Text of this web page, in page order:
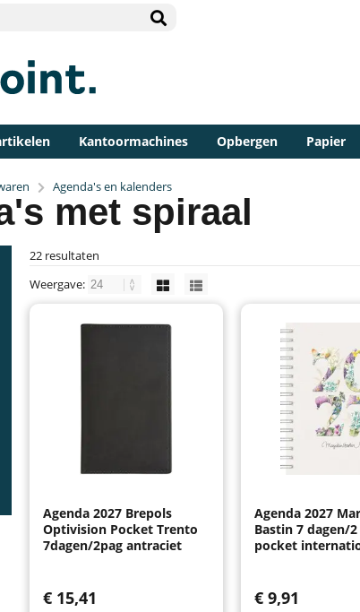
Kantoormachines Opbergen Papier
Agenda's en kalenders
met spiraal
22 resultaten
Weergave:
Agenda 2027 Brepols
Optivision Pocket Trento
7dagen/2pag antraciet
€ 15,41
Agenda 2027
Bastin 7 dagen/
pocket
€ 9,91